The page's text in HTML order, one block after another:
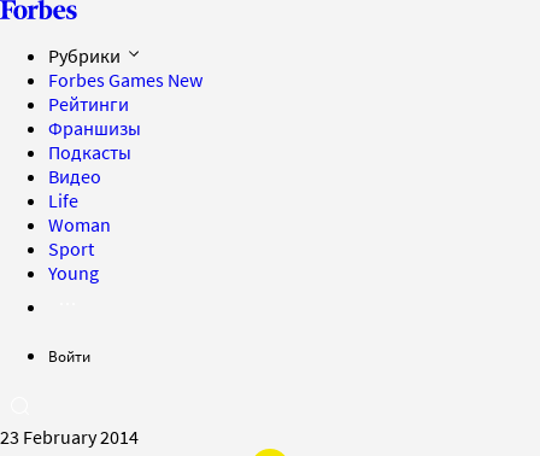
Рубрики
Forbes Games New
Рейтинги
Франшизы
Подкасты
Видео
Life
Woman
Sport
Young
Войти
23 February 2014